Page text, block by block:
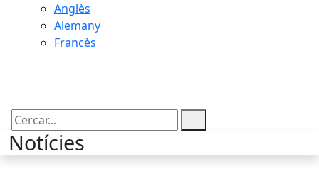
Anglès
Alemany
Francès
Cercar:
Notícies